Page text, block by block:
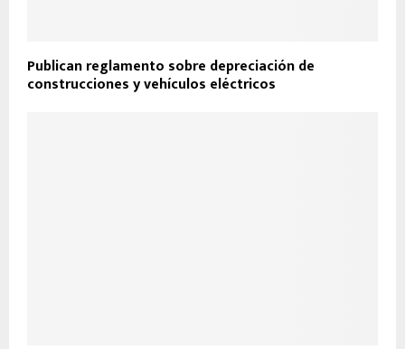
Publican reglamento sobre depreciación de
construcciones y vehículos eléctricos